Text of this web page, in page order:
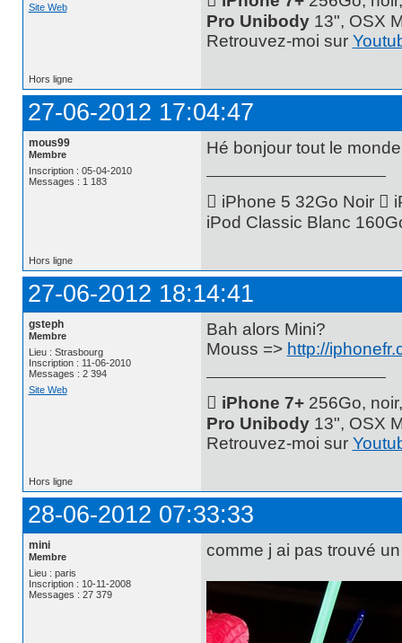
Site Web
Pro Unibody13", OSX
Retrouvez-moi sur
Hors ligne
27-06-2012 17:04:47
mous99
Membre
Inscription : 05-04-2010
Messages : 1 183
Hé bonjour tout le
 iPhone 5 32Go Noir 
iPod Classic Blanc
Hors ligne
27-06-2012 18:14:41
gsteph
Membre
Lieu : Strasbourg
Inscription : 11-06-2010
Messages : 2 394
Site Web
Bah alors Mini?
Mouss => http://
 iPhone 7+256Go,
Pro Unibody13", OSX
Retrouvez-moi sur
Hors ligne
28-06-2012 07:33:33
mini
Membre
Lieu : paris
Inscription : 10-11-2008
Messages : 27 379
comme j ai pas trouvé